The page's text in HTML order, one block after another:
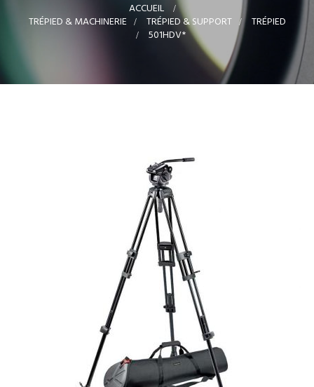
ACCUEIL >
TRÉPIED & MACHINERIE > TRÉPIED & SUPPORT > TRÉPIED
>
501HDV*